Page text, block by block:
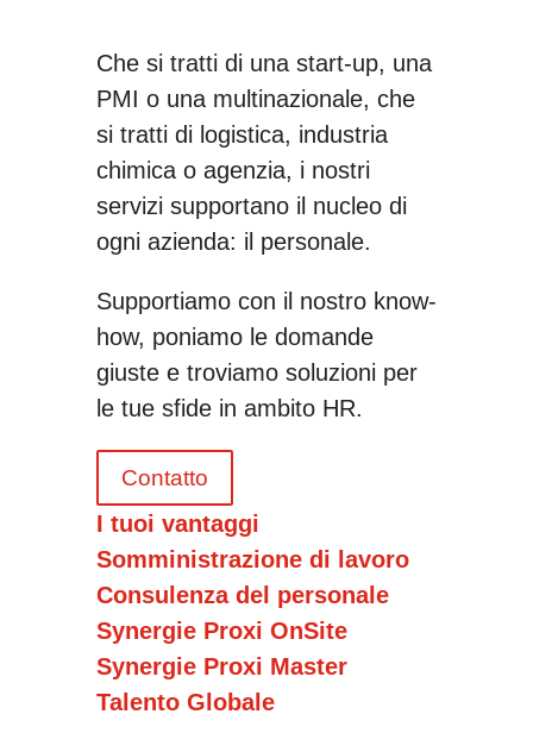
Che si tratti di una start-up, una
PMI o una multinazionale, che
si tratti di logistica, industria
chimica o agenzia, i nostri
servizi supportano il nucleo di
ogni azienda: il personale.
Supportiamo con il nostro know-
how, poniamo le domande
giuste e troviamo soluzioni per
le tue sfide in ambito HR.
Contatto
I tuoi vantaggi
Somministrazione di lavoro
Consulenza del personale
Synergie Proxi OnSite
Synergie Proxi Master
Talento Globale